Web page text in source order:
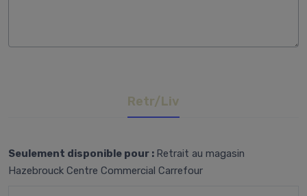
Retr/Liv
Seulement disponible pour : Retrait au magasin
Hazebrouck Centre Commercial Carrefour